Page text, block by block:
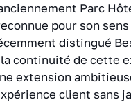
Parc
pour son
distingué
la continuité de cette
extension
client sans